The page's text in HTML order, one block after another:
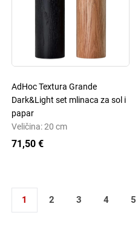
AdHoc Textura Grande
Dark&Light set mlinaca za sol i
papar
Veličina: 20 cm
71,50 €
1 2 3 4 5